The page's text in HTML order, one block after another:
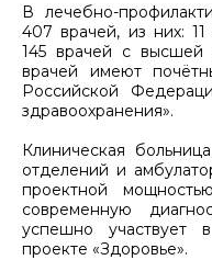
В лечебно-
407 врачей, из них:
145 врачей с высшей
врачей имеют
Российской
здравоохранения».
Клиническая
отделений и
проектной
современную
успешно участвует
проекте «Здоровье».